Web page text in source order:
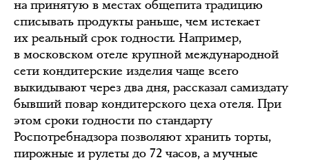
на принятую в местах общепита традицию
списывать продукты раньше, чем истекает
их реальный срок годности. Например,
в московском отеле крупной международной
сети кондитерские изделия чаще всего
выкидывают через два дня, рассказал самиздату
бывший повар кондитерского цеха отеля. При
этом сроки годности по стандарту
Роспотребнадзора позволяют хранить торты,
пирожные и рулеты до 72 часов, а мучные